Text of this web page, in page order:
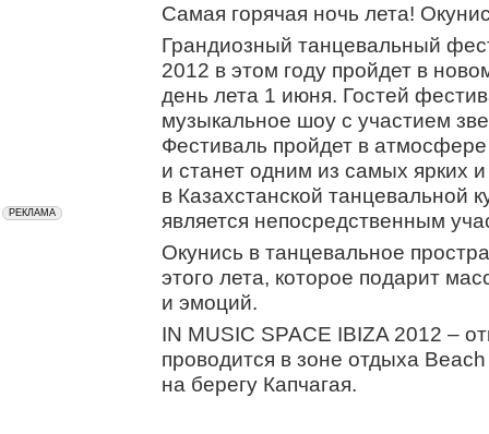
Самая горячая ночь лета!
Грандиозный танцевальный
2012 в этом году пройдет в
день лета 1 июня. Гостей
музыкальное шоу с участием
Фестиваль пройдет в
и станет одним из самых ярких
в Казахстанской танцевальной
является непосредственным
Окунись в танцевальное
этого лета, которое подарит
и эмоций.
IN MUSIC SPACE IBIZA 2012 –
проводится в зоне отдыха
на берегу Капчагая.